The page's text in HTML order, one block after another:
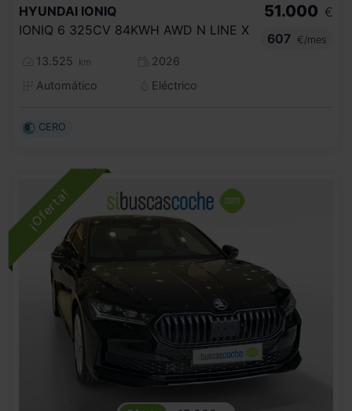
HYUNDAI IONIQ
IONIQ 6 325CV 84KWH AWD N LINE X
13.525 km
2026
Automático
Eléctrico
51.000 €
607
€/mes
CERO